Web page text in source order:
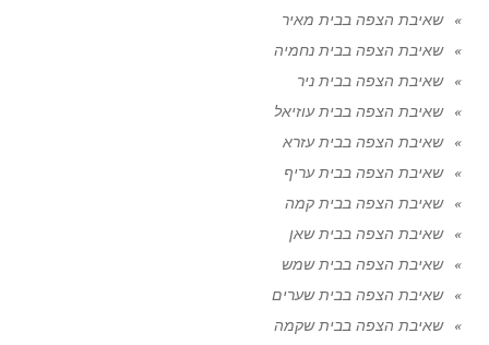
שאיבת הצפה בבית מאיר
שאיבת הצפה בבית נחמיה
שאיבת הצפה בבית ניר
שאיבת הצפה בבית עוזיאל
שאיבת הצפה בבית עזרא
שאיבת הצפה בבית עריף
שאיבת הצפה בבית קמה
שאיבת הצפה בבית שאן
שאיבת הצפה בבית שמש
שאיבת הצפה בבית שערים
שאיבת הצפה בבית שקמה